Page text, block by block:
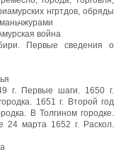
нгртдов, обряды
война
Первые сведения о
г. Первые шаги. 1650 г.
1651 г. Второй год
В Толгином городке.
24 марта 1652 г. Раскол.